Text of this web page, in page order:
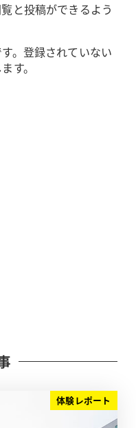
と投稿ができるよう
。登録されていない
す。
体験レポート